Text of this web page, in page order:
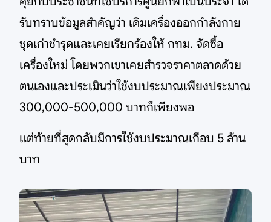
รับทราบข้อมูลสำคัญว่า เดิมเครื่องออกกำลังกาย
ชุดเก่าชำรุดและเคยเรียกร้องให้ กทม. จัดซื้อ
เครื่องใหม่ โดยพวกเขาเคยสำรวจราคาตลาดด้วย
ตนเองและประเมินว่าใช้งบประมาณเพียงประมาณ
300,000-500,000 บาทก็เพียงพอ
แต่ท้ายที่สุดกลับมีการใช้งบประมาณเกือบ 5 ล้าน
บาท